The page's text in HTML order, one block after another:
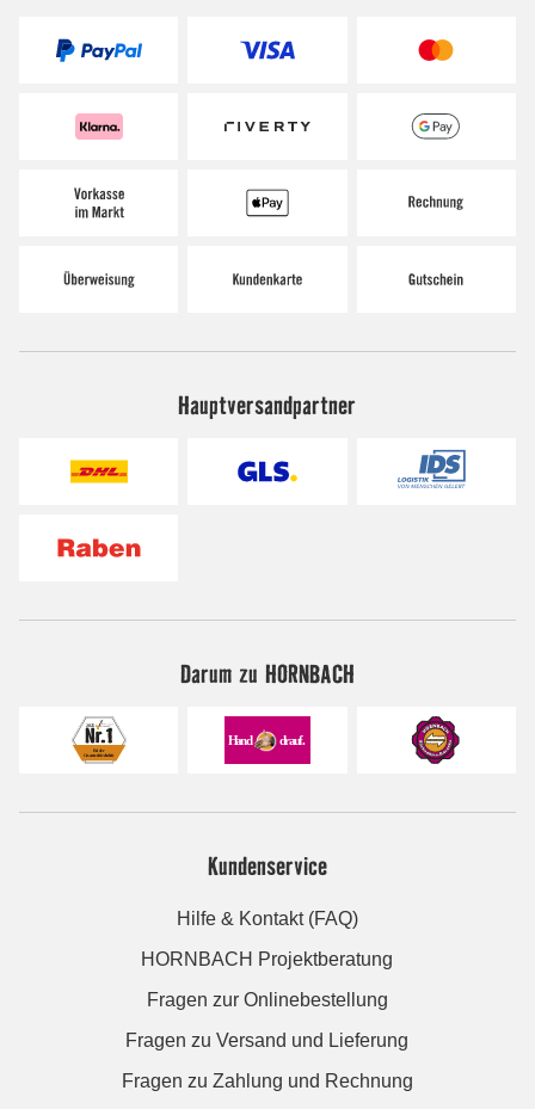
Hauptversandpartner
Darum zu HORNBACH
Kundenservice
Hilfe & Kontakt (FAQ)
HORNBACH Projektberatung
Fragen zur Onlinebestellung
Fragen zu Versand und Lieferung
Fragen zu Zahlung und Rechnung